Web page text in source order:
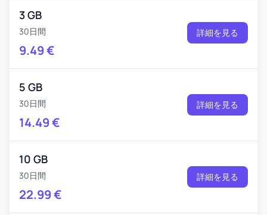
3 GB
30日間
9.49€
詳細を見る
5 GB
30日間
14.49€
詳細を見る
10 GB
30日間
22.99€
詳細を見る